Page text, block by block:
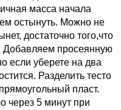
масса начала
остынуть. Можно не
достаточно того,что
Добавляем просеянную
если уберете на два
Разделить тесто
пласт.
через 5 минут при